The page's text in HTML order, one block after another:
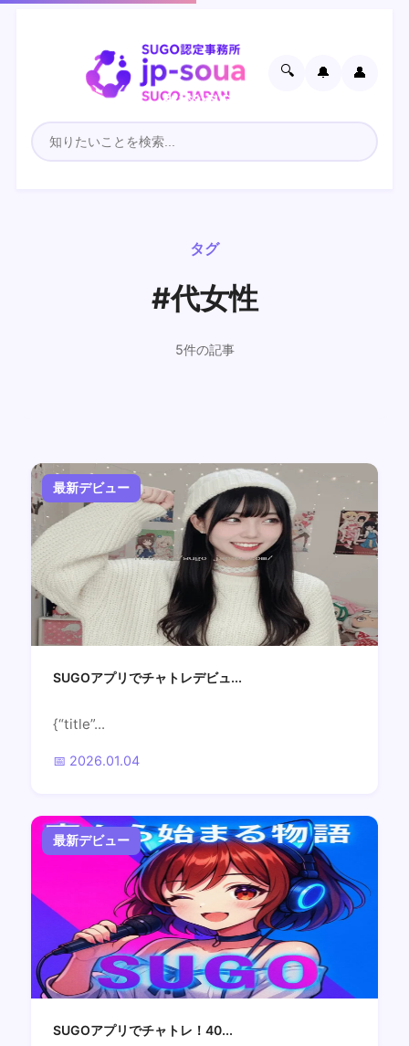
🔍 🔔 👤
タグ
#代女性
5件の記事
最新デビュー
SUGOアプリでチャトレデビュ...
{“title”...
📅 2026.01.04
最新デビュー
SUGOアプリでチャトレ！40...